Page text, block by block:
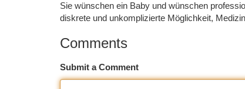
Sie wünschen ein Baby und wünschen
diskrete und unkomplizierte Möglichkeit,
Comments
Submit a Comment